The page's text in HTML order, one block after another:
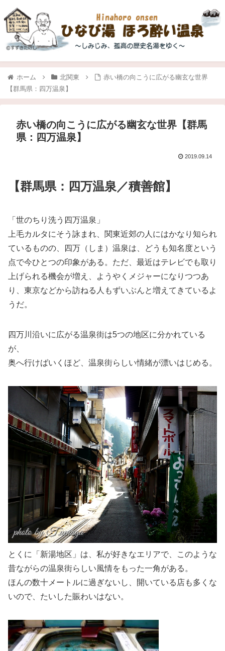
ホーム 北関東
赤い橋の向こうに広がる幽玄な世界
【群馬県：四万温泉】
赤い橋の向こうに広がる幽玄な世界【群馬
県：四万温泉】
2019.09.14
【群馬県：四万温泉／積善館】
「世のちり洗う四万温泉」
上毛カルタにそう詠まれ、関東近郊の人にはかなり知られ
ているものの、四万（しま）温泉は、どうも知名度という
点で今ひとつの印象がある。ただ、最近はテレビでも取り
上げられる機会が増え、ようやくメジャーになりつつあ
り、東京などから訪ねる人もずいぶんと増えてきているよ
うだ。
四万川沿いに広がる温泉街は5つの地区に分かれている
が、
奥へ行けばいくほど、温泉街らしい情緒が漂いはじめる。
とくに「新湯地区」は、私が好きなエリアで、このような
昔ながらの温泉街らしい風情をもった一角がある。
ほんの数十メートルに過ぎないし、開いている店も多くな
いので、たいした賑わいはない。